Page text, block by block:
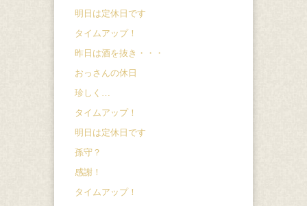
明日は定休日です
タイムアップ！
昨日は酒を抜き・・・
おっさんの休日
珍しく…
タイムアップ！
明日は定休日です
孫守？
感謝！
タイムアップ！